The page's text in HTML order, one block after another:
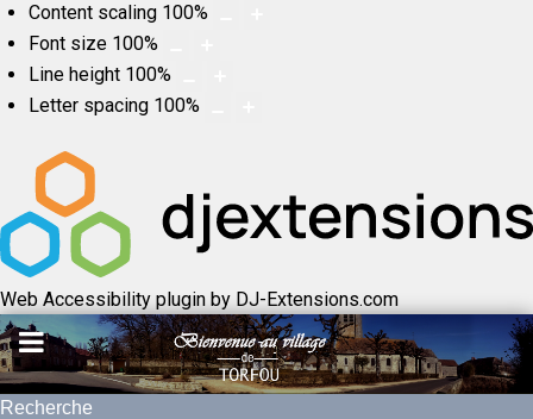
Content scaling 100%
Font size 100%
Line height 100%
Letter spacing 100%
Web Accessibility plugin by DJ-Extensions.com
Recherche